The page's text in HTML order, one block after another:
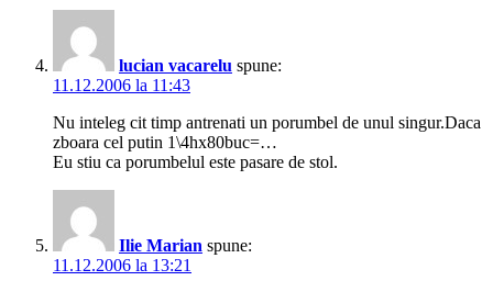
lucian vacarelu spune:
11.12.2006 la 11:43
Nu inteleg cit timp antrenati un porumbel de unul singur.Daca
zboara cel putin 1\4hx80buc=…
Eu stiu ca porumbelul este pasare de stol.
Ilie Marian spune:
11.12.2006 la 13:21